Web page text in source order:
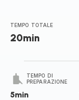
TEMPO TOTALE
20min
TEMPO DI
PREPARAZIONE
5min